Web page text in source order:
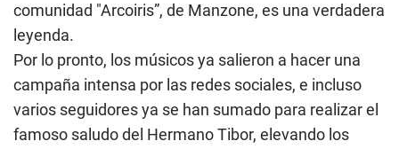
comunidad "Arcoiris”, de Manzone, es una verdadera
leyenda.
Por lo pronto, los músicos ya salieron a hacer una
campaña intensa por las redes sociales, e incluso
varios seguidores ya se han sumado para realizar el
famoso saludo del Hermano Tibor, elevando los